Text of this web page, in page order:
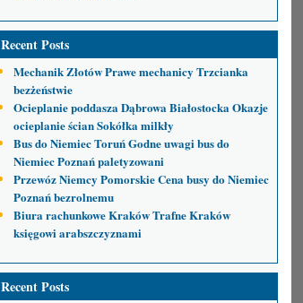
Recent Posts
Mechanik Złotów Prawe mechanicy Trzcianka
bezżeństwie
Ocieplanie poddasza Dąbrowa Białostocka Okazje
ocieplanie ścian Sokółka milkły
Bus do Niemiec Toruń Godne uwagi bus do
Niemiec Poznań paletyzowani
Przewóz Niemcy Pomorskie Cena busy do Niemiec
Poznań bezrolnemu
Biura rachunkowe Kraków Trafne Kraków
księgowi arabszczyznami
Recent Posts